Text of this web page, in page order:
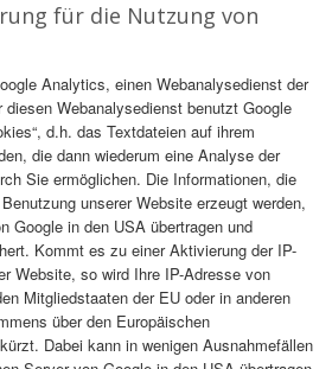
für die Nutzung von
Analytics, einen Webanalysedienst der
diesen Webanalysedienst benutzt Google
d.h. das Textdateien auf ihrem
die dann wiederum eine Analyse der
Sie ermöglichen. Die Informationen, die
unserer Website erzeugt werden,
Google in den USA übertragen und
Kommt es zu einer Aktivierung der IP-
Website, so wird Ihre IP-Adresse von
Mitgliedstaaten der EU oder in anderen
über den Europäischen
Dabei kann in wenigen Ausnahmefällen